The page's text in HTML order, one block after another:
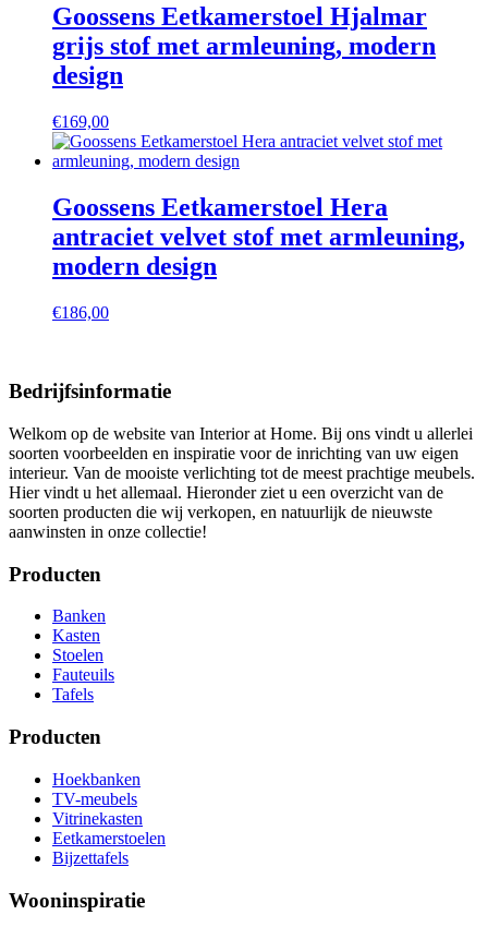
Goossens Eetkamerstoel Hjalmar
grijs stof met armleuning, modern
design
€169,00
Goossens Eetkamerstoel Hera
antraciet velvet stof met armleuning,
modern design
€186,00
Bedrijfsinformatie
Welkom op de website van Interior at Home. Bij ons vindt u allerlei
soorten voorbeelden en inspiratie voor de inrichting van uw eigen
interieur. Van de mooiste verlichting tot de meest prachtige meubels.
Hier vindt u het allemaal. Hieronder ziet u een overzicht van de
soorten producten die wij verkopen, en natuurlijk de nieuwste
aanwinsten in onze collectie!
Producten
Banken
Kasten
Stoelen
Fauteuils
Tafels
Producten
Hoekbanken
TV-meubels
Vitrinekasten
Eetkamerstoelen
Bijzettafels
Wooninspiratie